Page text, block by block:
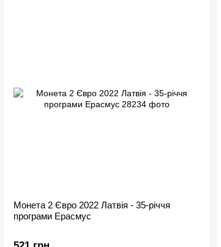
Монета 2 Євро 2022 Латвія - 35-річчя
програми Ерасмус